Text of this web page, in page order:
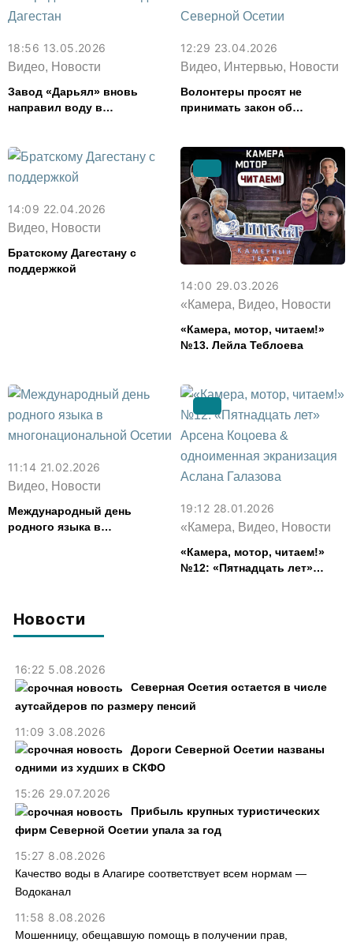
Новости
16:22 5.08.2026
Северная Осетия остается в числе
аутсайдеров по размеру пенсий
11:09 3.08.2026
Дороги Северной Осетии названы
одними из худших в СКФО
15:26 29.07.2026
Прибыль крупных туристических
фирм Северной Осетии упала за год
15:27 8.08.2026
Качество воды в Алагире соответствует всем нормам —
Водоканал
11:58 8.08.2026
Мошенницу, обещавшую помощь в получении прав,
18:56 13.05.2026
Видео, Новости
Завод «Дарьял» вновь
направил воду в
12:29 23.04.2026
Видео, Интервью, Новости
Волонтеры просят не
принимать закон об
14:09 22.04.2026
Видео, Новости
Братскому Дагестану с
поддержкой
14:00 29.03.2026
«Камера, Видео, Новости
«Камера, мотор, читаем!»
№13. Лейла Теблоева
11:14 21.02.2026
Видео, Новости
Международный день
родного языка в
19:12 28.01.2026
«Камера, Видео, Новости
«Камера, мотор, читаем!»
№12: «Пятнадцать лет»